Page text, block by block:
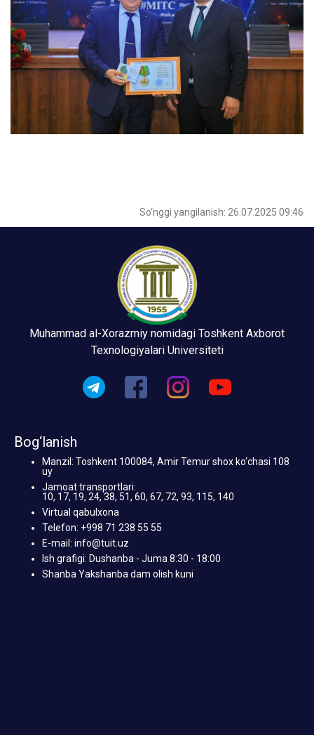
So‘nggi yangilanish: 26.07.2025 09:46
Muhammad al-Xorazmiy nomidagi Toshkent Axborot
Texnologiyalari Universiteti
Bog‘lanish
Manzil: Toshkent 100084, Amir Temur shox ko‘chasi 108
uy
Jamoat transportlari:
10, 17, 19, 24, 38, 51, 60, 67, 72, 93, 115, 140
Virtual qabulxona
Telefon: +998 71 238 55 55
E-mail: info@tuit.uz
Ish grafigi: Dushanba - Juma 8:30 - 18:00
Shanba Yakshanba dam olish kuni